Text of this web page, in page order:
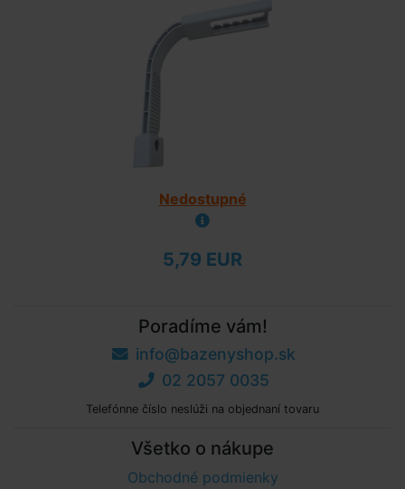
Nedostupné
5,79 EUR
Poradíme vám!
info@bazenyshop.sk
02 2057 0035
Telefónne číslo neslúži na objednaní tovaru
Všetko o nákupe
Obchodné podmienky